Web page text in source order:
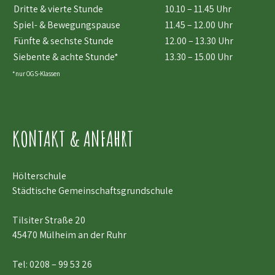
Dritte & vierte Stunde
10.10 – 11.45 Uhr
Spiel- & Bewegungspause
11.45 – 12.00 Uhr
Fünfte & sechste Stunde
12.00 – 13.30 Uhr
Siebente & achte Stunde*
13.30 – 15.00 Uhr
*nur OGS-Klassen
KONTAKT & ANFAHRT
Hölterschule
Städtische Gemeinschaftsgrundschule
Tilsiter Straße 20
45470 Mülheim an der Ruhr
Tel:0208 – 99 53 26